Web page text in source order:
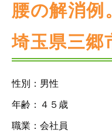
腰の解消例
埼玉県三郷
性別：男性
年齢：４５歳
職業：会社員